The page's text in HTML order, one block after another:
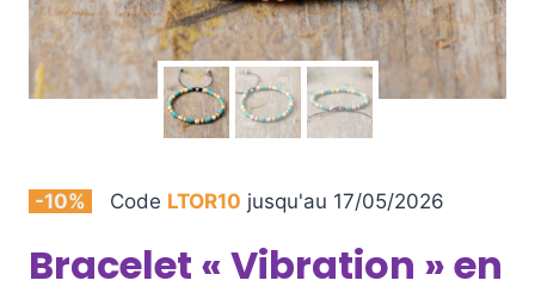
-10% Code LTOR10 jusqu'au 17/05/2026
Bracelet « Vibration » en